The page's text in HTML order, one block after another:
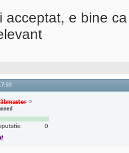
acceptat, e bine
0